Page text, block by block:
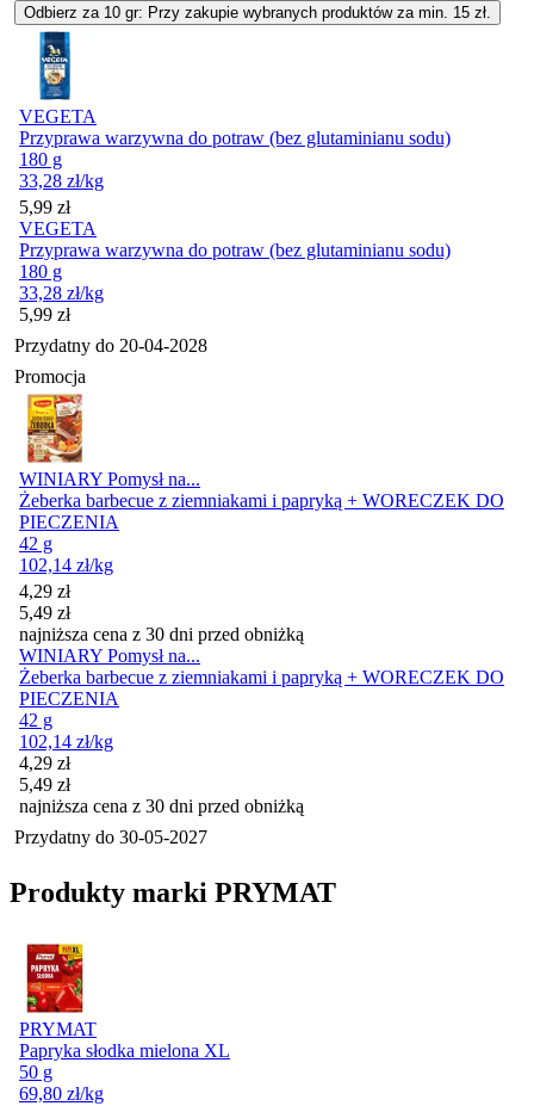
Odbierz za 10 gr: Przy zakupie wybranych produktów za min. 15 zł.
VEGETA
Przyprawa warzywna do potraw (bez glutaminianu sodu)
180 g
33,28 zł/kg
Cena
5,99 zł
VEGETA
Przyprawa warzywna do potraw (bez glutaminianu sodu)
180 g
33,28 zł/kg
Cena
5,99 zł
Przydatny do 20-04-2028
Promocja
WINIARY Pomysł na...
Żeberka barbecue z ziemniakami i papryką + WORECZEK DO
PIECZENIA
42 g
102,14 zł/kg
Cena promocyjna
4,29 zł
5,49 zł
najniższa cena z 30 dni przed obniżką
WINIARY Pomysł na...
Żeberka barbecue z ziemniakami i papryką + WORECZEK DO
PIECZENIA
42 g
102,14 zł/kg
Cena promocyjna
4,29 zł
5,49 zł
najniższa cena z 30 dni przed obniżką
Przydatny do 30-05-2027
Produkty marki PRYMAT
PRYMAT
Papryka słodka mielona XL
50 g
69,80 zł/kg